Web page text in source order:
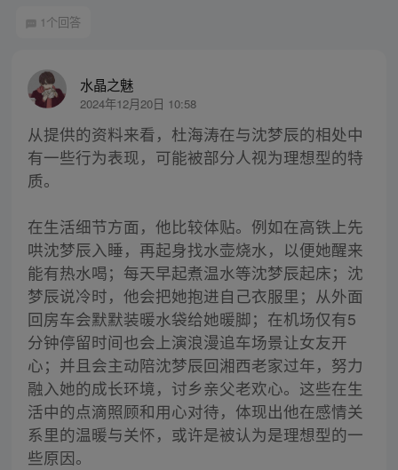
1个回答
水晶之魅
2024年12月20日 10:58
从提供的资料来看，杜海涛在与沈梦辰的相处中
有一些行为表现，可能被部分人视为理想型的特
质。
在生活细节方面，他比较体贴。例如在高铁上先
哄沈梦辰入睡，再起身找水壶烧水，以便她醒来
能有热水喝；每天早起煮温水等沈梦辰起床；沈
梦辰说冷时，他会把她抱进自己衣服里；从外面
回房车会默默装暖水袋给她暖脚；在机场仅有5
分钟停留时间也会上演浪漫追车场景让女友开
心；并且会主动陪沈梦辰回湘西老家过年，努力
融入她的成长环境，讨乡亲父老欢心。这些在生
活中的点滴照顾和用心对待，体现出他在感情关
系里的温暖与关怀，或许是被认为是理想型的一
些原因。